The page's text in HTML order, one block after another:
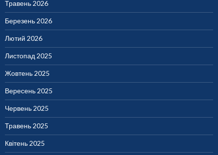
Травень 2026
Березень 2026
Лютий 2026
Листопад 2025
Жовтень 2025
Вересень 2025
Червень 2025
Травень 2025
Квітень 2025